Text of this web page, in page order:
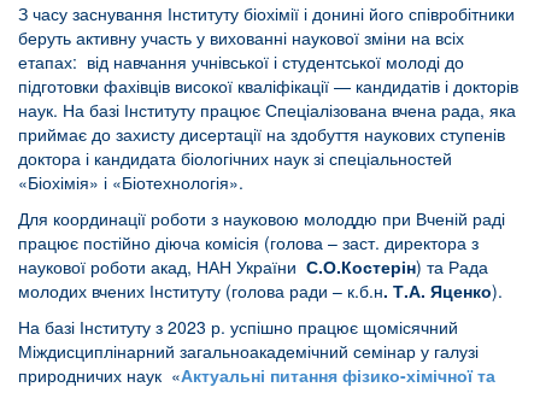
З часу заснування Інституту біохімії і донині його співробітники
беруть активну участь у вихованні наукової зміни на всіх
етапах: від навчання учнівської і студентської молоді до
підготовки фахівців високої кваліфікації — кандидатів і докторів
наук. На базі Інституту працює Спеціалізована вчена рада, яка
приймає до захисту дисертації на здобуття наукових ступенів
доктора і кандидата біологічних наук зі спеціальностей
«Біохімія» і «Біотехнологія».
Для координації роботи з науковою молоддю при Вченій раді
працює постійно діюча комісія (голова – заст. директора з
наукової роботи акад, НАН України С.О.Костерін) та Рада
молодих вчених Інституту (голова ради – к.б.н. Т.А. Яценко).
На базі Інституту з 2023 р. успішно працює щомісячний
Міждисциплінарний загальноакадемічний семінар у галузі
природничих наук «Актуальні питання фізико-хімічної та